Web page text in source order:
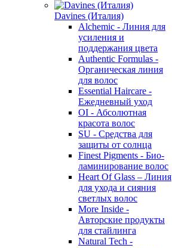
Davines (Италия)
Alchemic - Линия для
усиления и
поддержания цвета
Authentic Formulas -
Органическая линия
для волос
Essential Haircare -
Eжедневный уход
OI - Абсолютная
красота волос
SU - Средства для
защиты от солнца
Finest Pigments - Био-
ламинирование волос
Heart Of Glass – Линия
для ухода и сияния
светлых волос
More Inside -
Авторские продукты
для стайлинга
Natural Tech -